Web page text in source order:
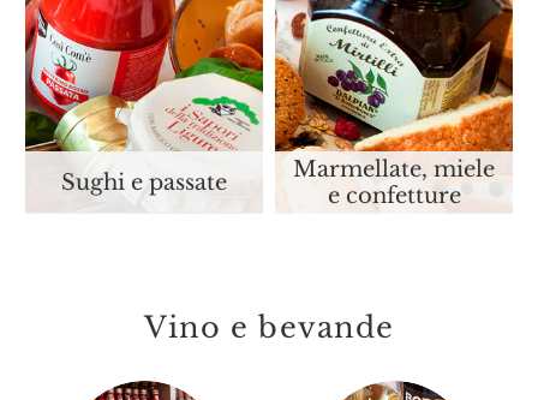
Sughi e passate
Marmellate, miele
e confetture
Vino e bevande